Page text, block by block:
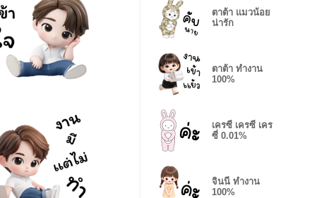
ตาต้า แมวน้อย
น่ารัก
ตาต้า ทำงาน
100%
เครซี่ เครซี่ เคร
ซี่ 0.01%
จินนี่ ทำงาน
100%